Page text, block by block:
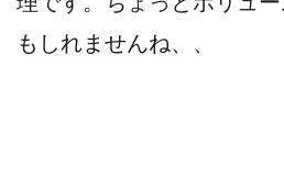
もしれませんね、、